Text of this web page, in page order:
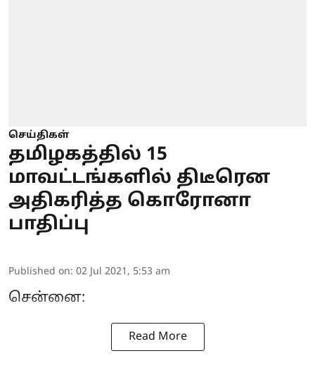
செய்திகள்
தமிழகத்தில் 15
மாவட்டங்களில் திடீரென
அதிகரித்த கொரோனா
பாதிப்பு
Published on: 02 Jul 2021, 5:53 am
சென்னை:
Read More